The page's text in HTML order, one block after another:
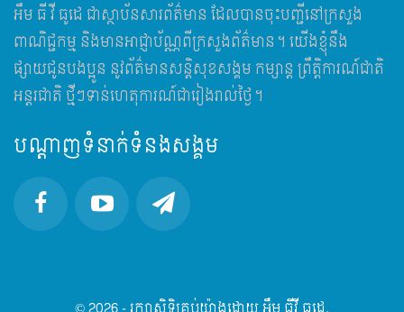
អឹម​ ធី វី ធូដេ ជាស្ថាប័នសារព័ត៌មាន ដែលបានចុះបញ្ជីនៅក្រសួង
ពាណិជ្ជកម្ម និងមានអាជ្ញាប័ណ្ណពីក្រសួងព័ត៌មាន។ យើងខ្ញុំនឹង
ផ្សាយជូនបងប្អូន នូវព័ត៌មានសន្តិសុខសង្គម កម្សាន្ត ព្រឹត្តិការណ៍ជាតិ
អន្តរជាតិ ថ្មីៗទាន់ហេតុការណ៍ជារៀងរាល់ថ្ងៃ។
បណ្តាញទំនាក់ទំនងសង្គម